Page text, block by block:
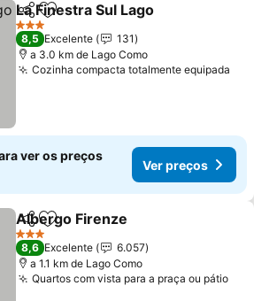
PartilharAdicionar aos favoritos
La Finestra Sul Lago
3 Estrelas
8,5 Excelente
131
a 3.0 km de Lago Como
Cozinha compacta totalmente equipada
ver os preços
Ver preços
PartilharAdicionar aos favoritos
Albergo Firenze
3 Estrelas
8,6 Excelente
6.057
a 1.1 km de Lago Como
Quartos com vista para a praça ou pátio